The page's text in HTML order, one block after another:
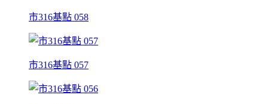
市316基點 058
市316基點 057